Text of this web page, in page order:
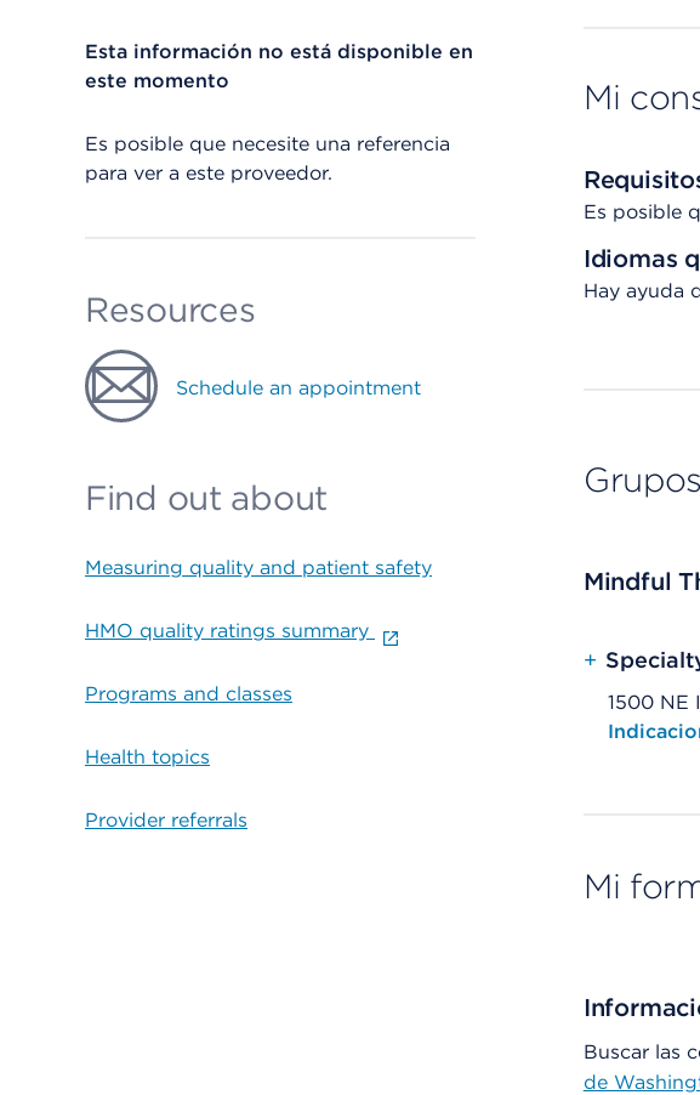
Esta información no está disponible en
este momento
Es posible que necesite una referencia
para ver a este proveedor.
Resources
Schedule an appointment
Find out about
Measuring quality and patient safety
HMO quality ratings summary
Programs and classes
Health topics
Provider referrals
Mi
Es posible
Idiomas
Hay ayuda
Mindful
+
1500 NE
Opens
Mi
Buscar las
de